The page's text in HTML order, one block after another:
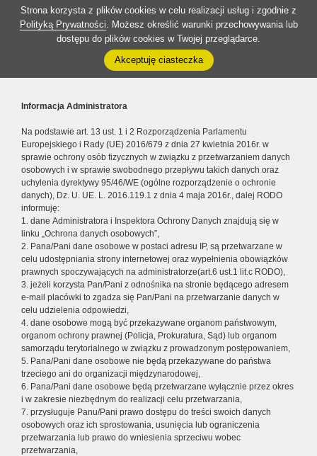
Strona korzysta z plików cookies w celu realizacji usług i zgodnie z
Polityką Prywatności. Możesz określić warunki przechowywania lub
dostępu do plików cookies w Twojej przeglądarce.
Akceptuję ciasteczka
Informacja Administratora
Na podstawie art. 13 ust. 1 i 2 Rozporządzenia Parlamentu
Europejskiego i Rady (UE) 2016/679 z dnia 27 kwietnia 2016r. w
sprawie ochrony osób fizycznych w związku z przetwarzaniem danych
osobowych i w sprawie swobodnego przepływu takich danych oraz
uchylenia dyrektywy 95/46/WE (ogólne rozporządzenie o ochronie
danych), Dz. U. UE. L. 2016.119.1 z dnia 4 maja 2016r., dalej RODO
informuję:
1. dane Administratora i Inspektora Ochrony Danych znajdują się w
linku „Ochrona danych osobowych”,
2. Pana/Pani dane osobowe w postaci adresu IP, są przetwarzane w
celu udostępniania strony internetowej oraz wypełnienia obowiązków
prawnych spoczywających na administratorze(art.6 ust.1 lit.c RODO),
3. jeżeli korzysta Pan/Pani z odnośnika na stronie będącego adresem
e-mail placówki to zgadza się Pan/Pani na przetwarzanie danych w
celu udzielenia odpowiedzi,
4. dane osobowe mogą być przekazywane organom państwowym,
organom ochrony prawnej (Policja, Prokuratura, Sąd) lub organom
samorządu terytorialnego w związku z prowadzonym postępowaniem,
5. Pana/Pani dane osobowe nie będą przekazywane do państwa
trzeciego ani do organizacji międzynarodowej,
6. Pana/Pani dane osobowe będą przetwarzane wyłącznie przez okres
i w zakresie niezbędnym do realizacji celu przetwarzania,
7. przysługuje Panu/Pani prawo dostępu do treści swoich danych
osobowych oraz ich sprostowania, usunięcia lub ograniczenia
przetwarzania lub prawo do wniesienia sprzeciwu wobec
przetwarzania,